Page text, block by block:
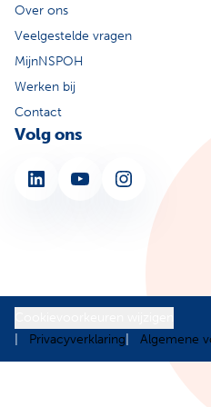
Over ons
Veelgestelde vragen
MijnNSPOH
Werken bij
Contact
Volg ons
LinkedIn YouTube Instagram
Privacyverklaring
Algemene